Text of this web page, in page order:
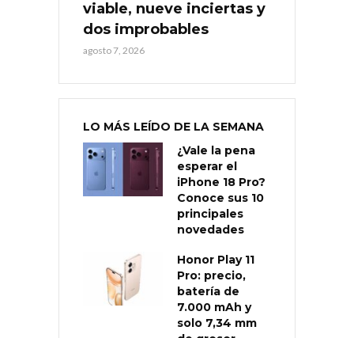
viable, nueve inciertas y
dos improbables
agosto 7, 2026
LO MÁS LEÍDO DE LA SEMANA
¿Vale la pena
esperar el
iPhone 18 Pro?
Conoce sus 10
principales
novedades
Honor Play 11
Pro: precio,
batería de
7.000 mAh y
solo 7,34 mm